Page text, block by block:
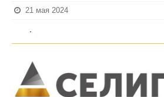
21 мая 2024